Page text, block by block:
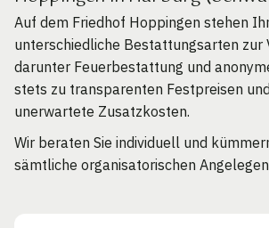
Auf dem Friedhof Hoppingen stehen
unterschiedliche Bestattungsarten zur
darunter Feuerbestattung und
stets zu transparenten Festpreisen
unerwartete Zusatzkosten.
Wir beraten Sie individuell und
sämtliche organisatorischen